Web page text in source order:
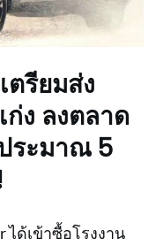
รียมส่ง
ก่ง ลงตลาด
ระมาณ 5
ได้เข้าซื้อโรงงาน